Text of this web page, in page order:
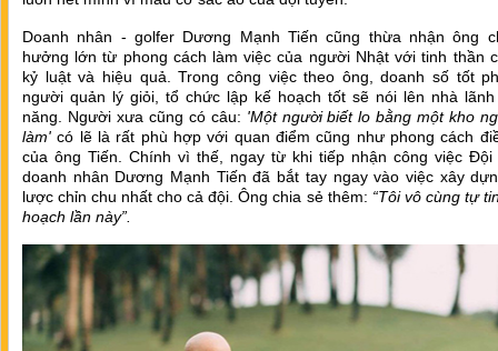
Doanh nhân - golfer Dương Mạnh Tiến cũng thừa nhận ông
hưởng lớn từ phong cách làm việc của người Nhật với tinh thần
kỷ luật và hiệu quả. Trong công việc theo ông, doanh số tốt
người quản lý giỏi, tổ chức lập kế hoạch tốt sẽ nói lên nhà
năng. Người xưa cũng có câu: 'Một người biết lo bằng một kho
làm' có lẽ là rất phù hợp với quan điểm cũng như phong cách
của ông Tiến. Chính vì thế, ngay từ khi tiếp nhận công việc Đội
doanh nhân Dương Mạnh Tiến đã bắt tay ngay vào việc xây
lược chỉn chu nhất cho cả đội. Ông chia sẻ thêm: “Tôi vô cùng tự
hoạch lần này”.